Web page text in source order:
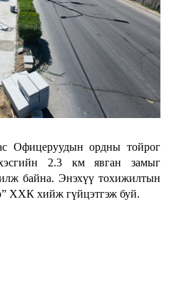
Офицеруудын ордны тойрог
2.3 км явган замыг
байна. Энэхүү тохижилтын
ХХК хийж гүйцэтгэж буй.